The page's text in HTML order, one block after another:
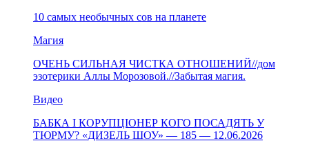
10 самых необычных сов на планете
Магия
ОЧЕНЬ СИЛЬНАЯ ЧИСТКА ОТНОШЕНИЙ//дом
эзотерики Аллы Морозовой.//Забытая магия.
Видео
БАБКА І КОРУПЦІОНЕР КОГО ПОСАДЯТЬ У
ТЮРМУ? «ДИЗЕЛЬ ШОУ» — 185 — 12.06.2026